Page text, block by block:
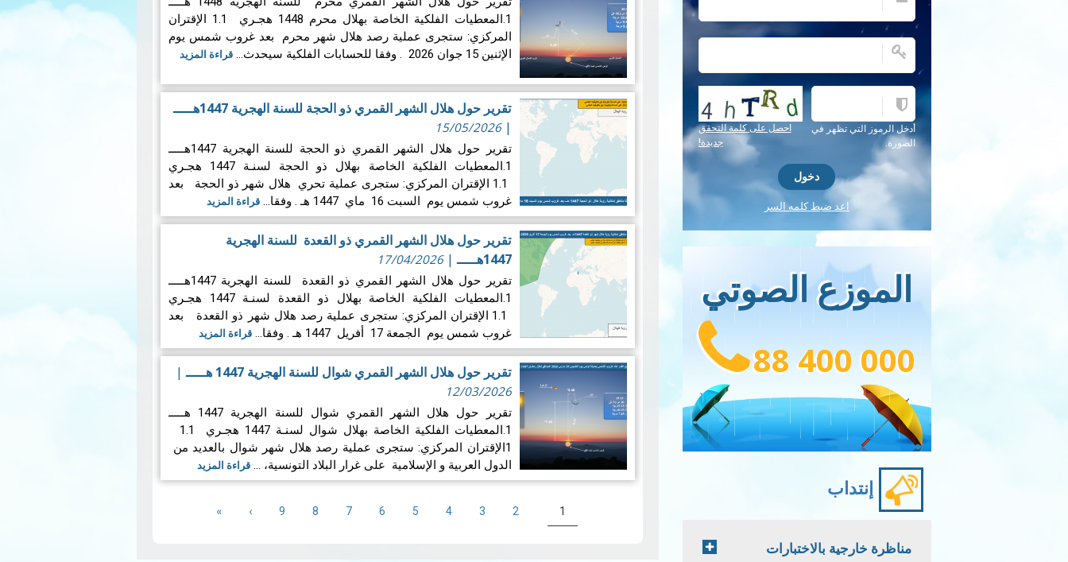
1.المعطيات الفلكية الخاصة بهلال محرم 1448 هجـري 1.1 الإقتران
المركزي: ستجرى عملية رصد هلال شهر محرم بعد غروب شمس يوم
الإثنين 15 جوان 2026 . وفقا للحسابات الفلكية سيحدث…
قراءة المزيد
تقرير حول هلال الشهر القمري ذو الحجة للسنة الهجرية 1447هـــــ
|
15/05/2026
تقرير حول هلال الشهر القمري ذو الحجة للسنة الهجرية 1447هـــــ
1.المعطيات الفلكية الخاصة بهلال ذو الحجة لسنـة 1447 هجـري
1.1 الإقتران المركزي: ستجرى عملية تحري هلال شهر ذو الحجة بعد
غروب شمس يوم السبت 16 ماي 1447 هـ . وفقا…
قراءة المزيد
تقرير حول هلال الشهر القمري ذو القعدة للسنة الهجرية
1447هـــــ
|
17/04/2026
تقرير حول هلال الشهر القمري ذو القعدة للسنة الهجرية 1447هـــــ
1.المعطيات الفلكية الخاصة بهلال ذو القعدة لسنـة 1447 هجـري
1.1 الإقتران المركزي: ستجرى عملية رصد هلال شهر ذو القعدة بعد
غروب شمس يوم الجمعة 17 أفريل 1447 هـ . وفقا…
قراءة المزيد
تقرير حول هلال الشهر القمري شوال للسنة الهجرية 1447 هـــــ |
12/03/2026
تقرير حول هلال الشهر القمري شوال للسنة الهجرية 1447 هـــــ
1الإقتران المركزي: ستجرى عملية رصد هلال شهر شوال بالعديد من
الدول العربية و الإسلامية على غرار البلاد التونسية، …قراءة المزيد
Current1 الصفحة
2 الصفحة
3 الصفحة
4 الصفحة
5 الصفحة
6 الصفحة
7 الصفحة
8 الصفحة
9
Next›
Last
»
أدخل الرموز التي تظهر في
الصورة.
احصل على كلمة التحقق
جديدة!
اعد ضبط كلمه السر
الموزع الصوتي
88 400 000
إنتداب
مناظرة خارجية بالاختبارات